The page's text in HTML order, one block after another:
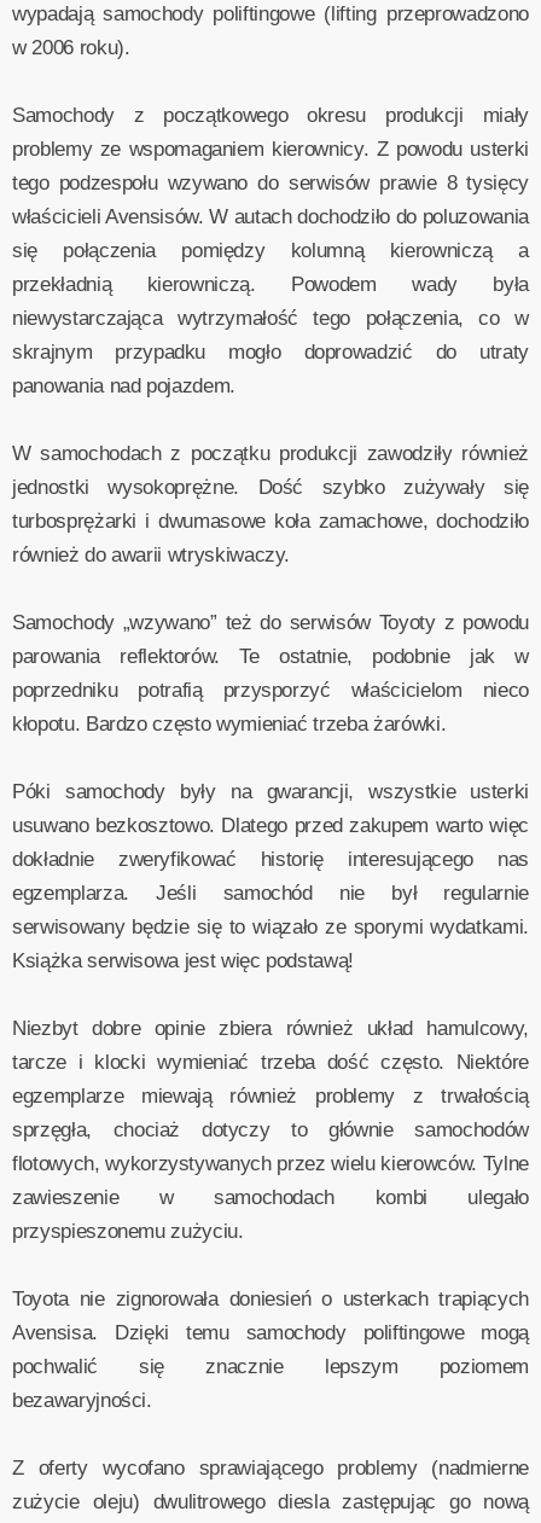
wypadają samochody poliftingowe (lifting przeprowadzono
w 2006 roku).
Samochody z początkowego okresu produkcji miały
problemy ze wspomaganiem kierownicy. Z powodu usterki
tego podzespołu wzywano do serwisów prawie 8 tysięcy
właścicieli Avensisów. W autach dochodziło do poluzowania
się połączenia pomiędzy kolumną kierowniczą a
przekładnią kierowniczą. Powodem wady była
niewystarczająca wytrzymałość tego połączenia, co w
skrajnym przypadku mogło doprowadzić do utraty
panowania nad pojazdem.
W samochodach z początku produkcji zawodziły również
jednostki wysokoprężne. Dość szybko zużywały się
turbosprężarki i dwumasowe koła zamachowe, dochodziło
również do awarii wtryskiwaczy.
Samochody „wzywano” też do serwisów Toyoty z powodu
parowania reflektorów. Te ostatnie, podobnie jak w
poprzedniku potrafią przysporzyć właścicielom nieco
kłopotu. Bardzo często wymieniać trzeba żarówki.
Póki samochody były na gwarancji, wszystkie usterki
usuwano bezkosztowo. Dlatego przed zakupem warto więc
dokładnie zweryfikować historię interesującego nas
egzemplarza. Jeśli samochód nie był regularnie
serwisowany będzie się to wiązało ze sporymi wydatkami.
Książka serwisowa jest więc podstawą!
Niezbyt dobre opinie zbiera również układ hamulcowy,
tarcze i klocki wymieniać trzeba dość często. Niektóre
egzemplarze miewają również problemy z trwałością
sprzęgła, chociaż dotyczy to głównie samochodów
flotowych, wykorzystywanych przez wielu kierowców. Tylne
zawieszenie w samochodach kombi ulegało
przyspieszonemu zużyciu.
Toyota nie zignorowała doniesień o usterkach trapiących
Avensisa. Dzięki temu samochody poliftingowe mogą
pochwalić się znacznie lepszym poziomem
bezawaryjności.
Z oferty wycofano sprawiającego problemy (nadmierne
zużycie oleju) dwulitrowego diesla zastępując go nową